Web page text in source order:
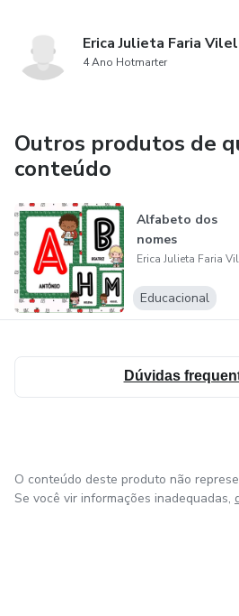
Erica Julieta Faria
4 Ano Hotmarter
Outros produtos de
conteúdo
Alfabeto dos
nomes
Erica Julieta Faria
Educacional
Dúvidas
O conteúdo deste produto não
Se você vir informações inadequadas,